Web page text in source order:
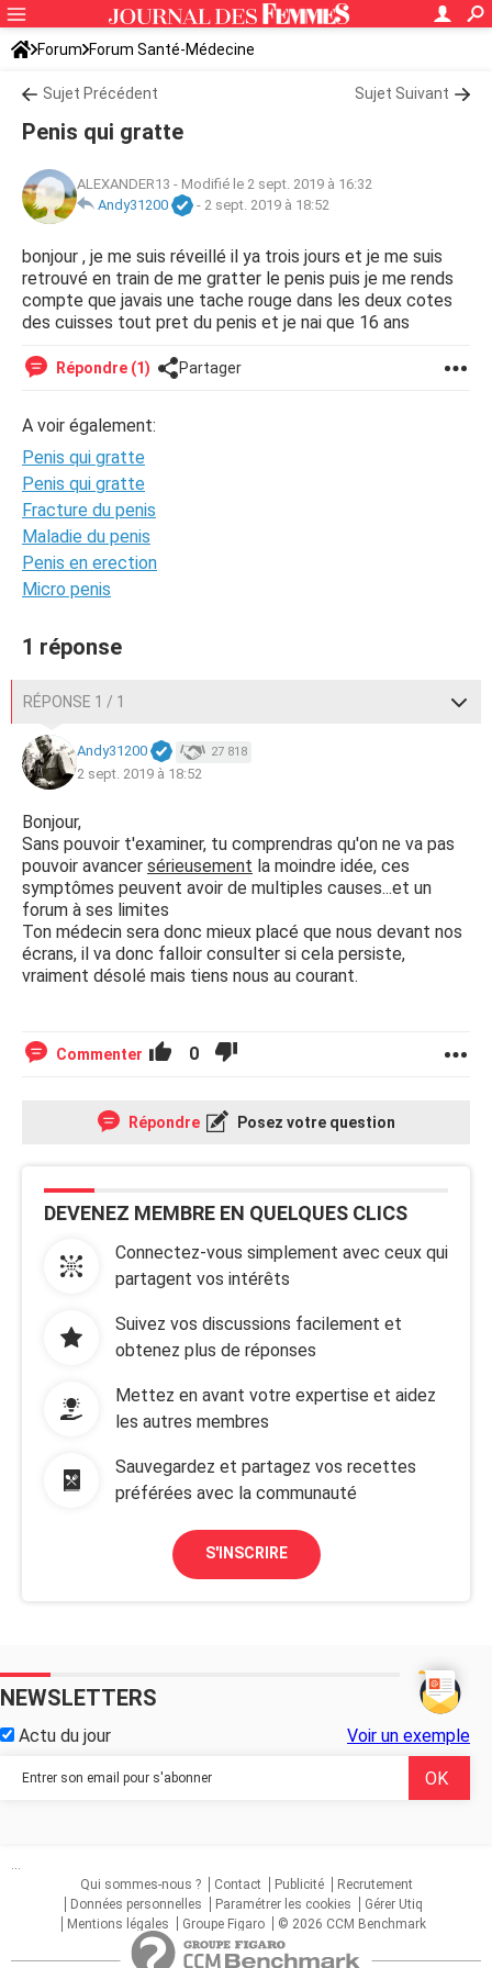
Forum Forum Santé-Médecine
Symptômes et maladies courantes
Sujet Précédent Sujet Suivant
Penis qui gratte
ALEXANDER13 - Modifié le 2 sept. 2019 à 16:32
Andy31200
- 2 sept. 2019 à 18:52
bonjour , je me suis réveillé il ya trois jours et je me suis
retrouvé en train de me gratter le penis puis je me rends
compte que javais une tache rouge dans les deux cotes
des cuisses tout pret du penis et je nai que 16 ans
Répondre (1) Partager
A voir également:
Penis qui gratte
Penis qui gratte
Fracture du penis
Maladie du penis
Penis en erection
Micro penis
1 réponse
RÉPONSE 1 / 1
Andy31200 27 818
2 sept. 2019 à 18:52
Bonjour,
Sans pouvoir t'examiner, tu comprendras qu'on ne va pas
pouvoir avancer sérieusement la moindre idée, ces
symptômes peuvent avoir de multiples causes...et un
forum à ses limites
Ton médecin sera donc mieux placé que nous devant nos
écrans, il va donc falloir consulter si cela persiste,
vraiment désolé mais tiens nous au courant.
Commenter 0
Répondre Posez votre question
DEVENEZ MEMBRE EN QUELQUES CLICS
Connectez-vous simplement avec ceux qui
partagent vos intérêts
Suivez vos discussions facilement et
obtenez plus de réponses
Mettez en avant votre expertise et aidez
les autres membres
Sauvegardez et partagez vos recettes
préférées avec la communauté
S'INSCRIRE
NEWSLETTERS
Actu du jour Voir un exemple
...
Qui sommes-nous ?
Contact Publicité
Recrutement
Données personnelles
Paramétrer les cookies
Gérer Utiq
Mentions légales
Groupe Figaro © 2026 CCM Benchmark